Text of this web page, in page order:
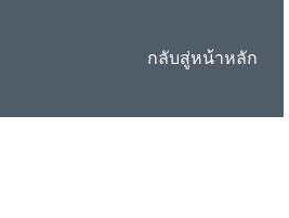
กลับสู่หน้าหลัก